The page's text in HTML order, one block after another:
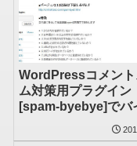
WordPressコメン
ム対策用プラグイン
[spam-byebye]でバ